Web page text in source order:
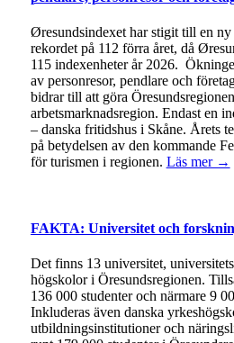
Øresundsindexet har stigit till en
rekordet på 112 förra året, då
115 indexenheter år 2026.
av personresor, pendlare och
bidrar till att göra
arbetsmarknadsregion. Endast en
– danska fritidshus i Skåne. Årets
på betydelsen av den kommande
för turismen i regionen. Läs mer →
FAKTA: Universitet och
Det finns 13 universitet,
högskolor i Öresundsregionen.
136 000 studenter och närmare 9
Inkluderas även danska
utbildningsinstitutioner och